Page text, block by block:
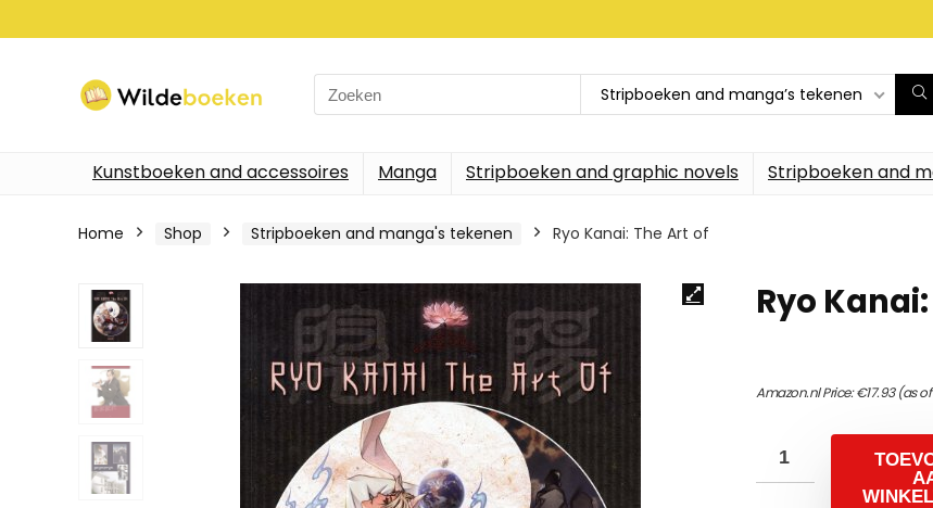
Search
for:
Stripboeken and manga’s tekenen
Kunstboeken and accessoires Manga Stripboeken and graphic novels Stripboeken and
Home Shop Stripboeken and manga's tekenen Ryo Kanai: The Art of
Ryo
Amazon.nl Price:€17.93(as of